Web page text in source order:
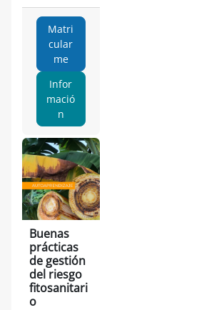
Matri
cular
me
Infor
mació
n
Buenas
prácticas
de gestión
del riesgo
fitosanitari
o